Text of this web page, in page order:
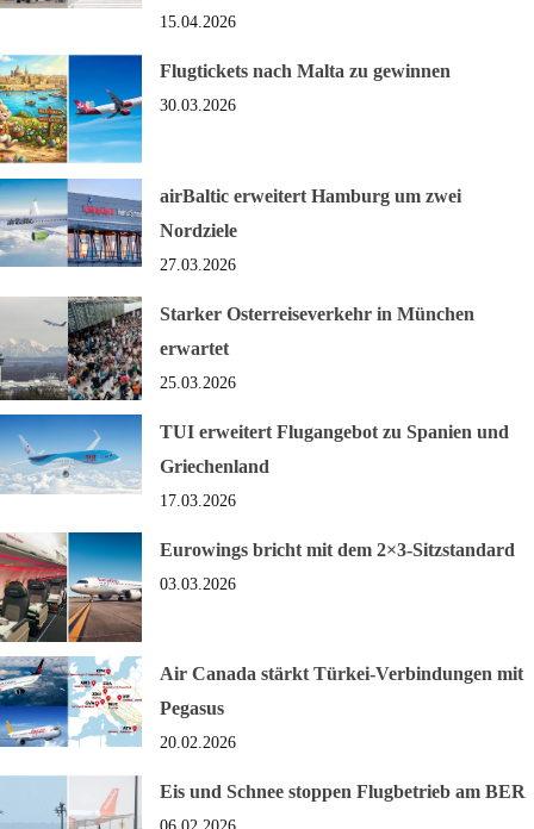
15.04.2026
Flugtickets nach Malta zu gewinnen
30.03.2026
airBaltic erweitert Hamburg um zwei
Nordziele
27.03.2026
Starker Osterreiseverkehr in München
erwartet
25.03.2026
TUI erweitert Flugangebot zu Spanien und
Griechenland
17.03.2026
Eurowings bricht mit dem 2×3-Sitzstandard
03.03.2026
Air Canada stärkt Türkei-Verbindungen mit
Pegasus
20.02.2026
Eis und Schnee stoppen Flugbetrieb am BER